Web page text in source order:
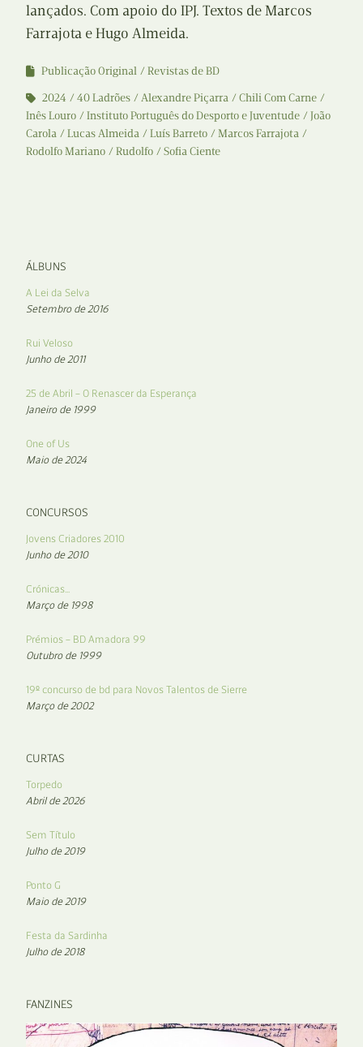
lançados. Com apoio do IPJ. Textos de Marcos
Farrajota e Hugo Almeida.
Publicação Original
Revistas de BD
2024
40 Ladrões Alexandre Piçarra
Chili Com Carne
Inês Louro
Instituto Português do Desporto e Juventude
João
Carola
Lucas Almeida Luís Barreto
Marcos Farrajota
Rodolfo Mariano
Rudolfo Sofia Ciente
ÁLBUNS
A Lei da Selva
Setembro de 2016
Rui Veloso
Junho de 2011
25 de Abril – O Renascer da Esperança
Janeiro de 1999
One of Us
Maio de 2024
CONCURSOS
Jovens Criadores 2010
Junho de 2010
Crónicas…
Março de 1998
Prémios – BD Amadora 99
Outubro de 1999
19º concurso de bd para Novos Talentos de Sierre
Março de 2002
CURTAS
Torpedo
Abril de 2026
Sem Título
Julho de 2019
Ponto G
Maio de 2019
Festa da Sardinha
Julho de 2018
FANZINES